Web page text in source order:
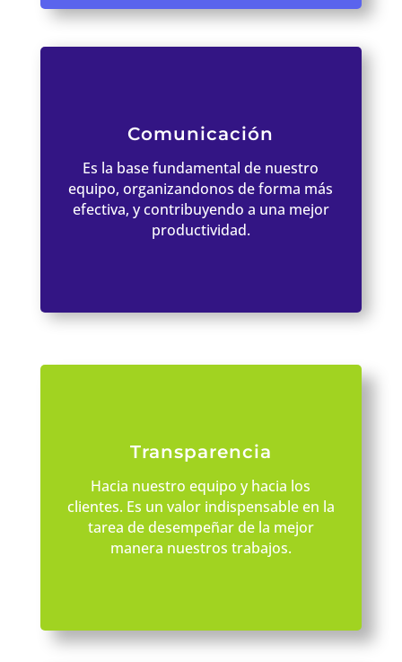
Comunicación
Es la base fundamental de nuestro
equipo, organizandonos de forma más
efectiva, y contribuyendo a una mejor
productividad.
Transparencia
Hacia nuestro equipo y hacia los
clientes. Es un valor indispensable en la
tarea de desempeñar de la mejor
manera nuestros trabajos.